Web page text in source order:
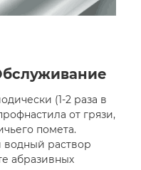
(1-2 раза в
от грязи,
помета.
водный раствор
абразивных